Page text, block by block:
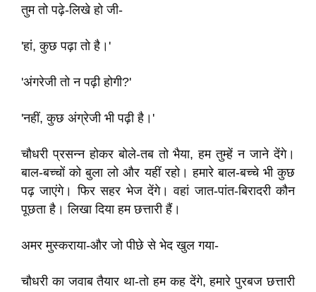
तुम तो पढ़े-लिखे हो जी-
'हां, कुछ पढ़ा तो है।'
'अंगरेजी तो न पढ़ी होगी?'
'नहीं, कुछ अंग्रेजी भी पढ़ी है।'
चौधरी प्रसन्न होकर बोले-तब तो भैया, हम तुम्हें न जाने देंगे।
बाल-बच्चों को बुला लो और यहीं रहो। हमारे बाल-बच्चे भी कुछ
पढ़ जाएंगे। फिर सहर भेज देंगे। वहां जात-पांत-बिरादरी कौन
पूछता है। लिखा दिया हम छत्तारी हैं।
अमर मुस्कराया-और जो पीछे से भेद खुल गया-
चौधरी का जवाब तैयार था-तो हम कह देंगे, हमारे पुरबज छत्तारी